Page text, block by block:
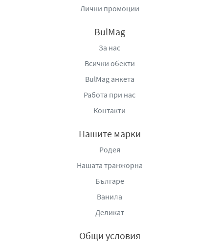
Лични промоции
BulMag
За нас
Всички обекти
BulMag анкета
Работа при нас
Контакти
Нашите марки
Родея
Нашата транжорна
Българе
Ванила
Деликат
Общи условия